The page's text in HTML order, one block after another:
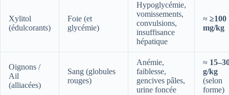
Xylitol
(édulcorants)
Foie (et
glycémie)
Hypoglycémie,
vomissements,
convulsions,
insuffisance
hépatique
≈ ≥100
mg/kg
Oignons /
Ail
(alliacées)
Sang (globules
rouges)
Anémie,
faiblesse,
gencives pâles,
urine foncée
≈
g/kg
(selon
forme)